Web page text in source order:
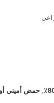
, حمض أميني